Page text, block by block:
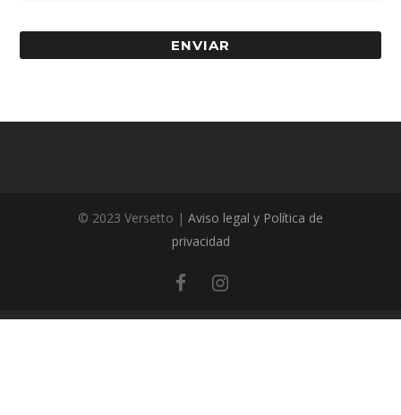
ENVIAR
© 2023 Versetto | Aviso legal y Política de
privacidad